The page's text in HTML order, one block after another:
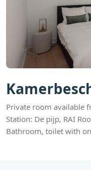
Private room available
Station: De pijp, RAI
Bathroom, toilet with